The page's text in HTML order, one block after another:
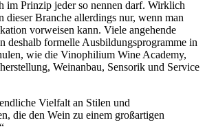
im Prinzip jeder so nennen darf. Wirklich
Branche allerdings nur, wenn man
vorweisen kann. Viele angehende
deshalb formelle Ausbildungsprogramme in
wie die Vinophilium Wine Academy,
Weinanbau, Sensorik und Service
Vielfalt an Stilen und
die den Wein zu einem großartigen